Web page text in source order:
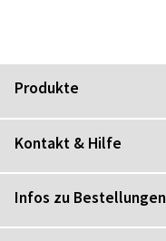
Produkte
Kontakt & Hilfe
Infos zu Bestellungen